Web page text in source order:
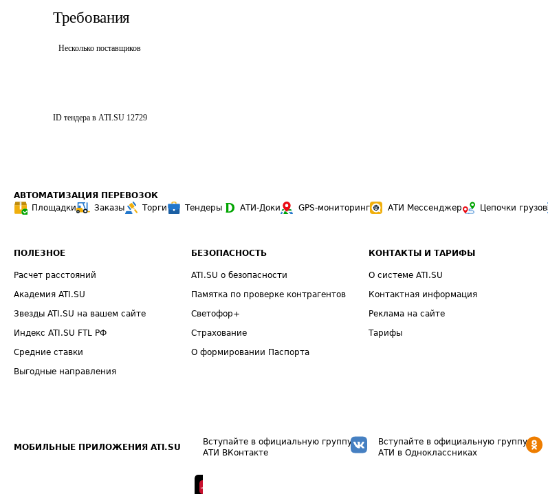
Требования
Несколько поставщиков
ID тендера в ATI.SU 12729
АВТОМАТИЗАЦИЯ ПЕРЕВОЗОК
Площадки
Заказы Торги Тендеры АТИ-Доки GPS-мониторинг АТИ Мессенджер Цепочки грузов
ПОЛЕЗНОЕ
Расчет расстояний
Академия ATI.SU
Звезды ATI.SU на вашем сайте
Индекс ATI.SU FTL РФ
Средние ставки
Выгодные направления
БЕЗОПАСНОСТЬ
ATI.SU о безопасности
Памятка по проверке контрагентов
Светофор+
Страхование
О формировании Паспорта
КОНТАКТЫ И ТАРИФЫ
О системе ATI.SU
Контактная информация
Реклама на сайте
Тарифы
МОБИЛЬНЫЕ ПРИЛОЖЕНИЯ ATI.SU
Вступайте в официальную группу
АТИ ВКонтакте
Вступайте в официальную группу
АТИ в Одноклассниках